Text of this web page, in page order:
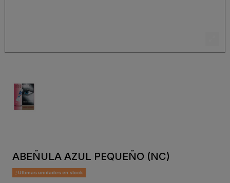
ABEÑULA AZUL PEQUEÑO (NC)
Últimas unidades en stock